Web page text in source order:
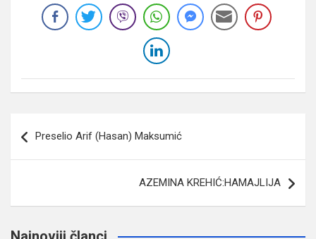
članaka
Preselio Arif (Hasan) Maksumić
AZEMINA KREHIĆ:HAMAJLIJA